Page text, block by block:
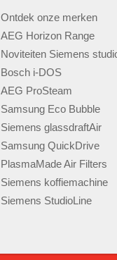
Ontdek onze merken
AEG Horizon Range
Noviteiten Siemens
Bosch i-DOS
AEG ProSteam
Samsung Eco Bubble
Siemens glassdraftAir
Samsung QuickDrive
PlasmaMade Air Filters
Siemens koffiemachine
Siemens StudioLine